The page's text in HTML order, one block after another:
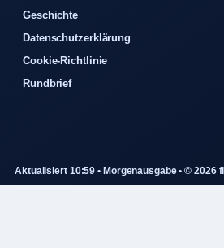
Geschichte
Datenschutzerklärung
Cookie-Richtlinie
Rundbrief
Aktualisiert 10:59 • Morgenausgabe • © 2026